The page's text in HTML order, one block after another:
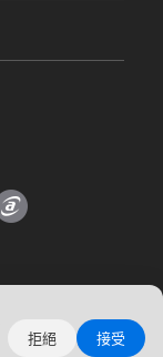
拒絕 接受